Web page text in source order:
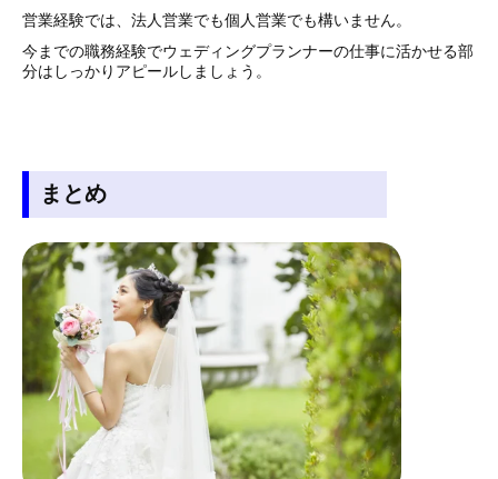
営業経験では、法人営業でも個人営業でも構いません。
今までの職務経験でウェディングプランナーの仕事に活かせる部
分はしっかりアピールしましょう。
まとめ